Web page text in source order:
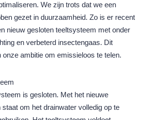
We zijn trots dat we een
gezet in duurzaamheid. Zo is er recent
nieuw gesloten teeltsysteem met onder
en verbeterd insectengaas. Dit
onze ambitie om emissieloos te telen.
is gesloten. Met het nieuwe
om het drainwater volledig op te